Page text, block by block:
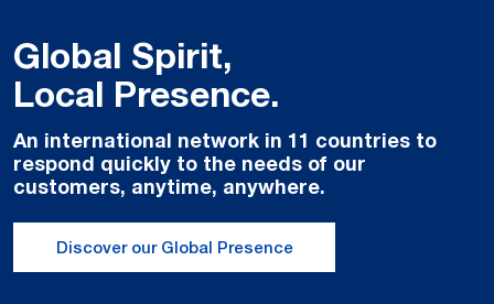
Global Spirit,
Local Presence.
An international network in 11 countries to
respond quickly to the needs of our
customers, anytime, anywhere.
Discover our Global Presence